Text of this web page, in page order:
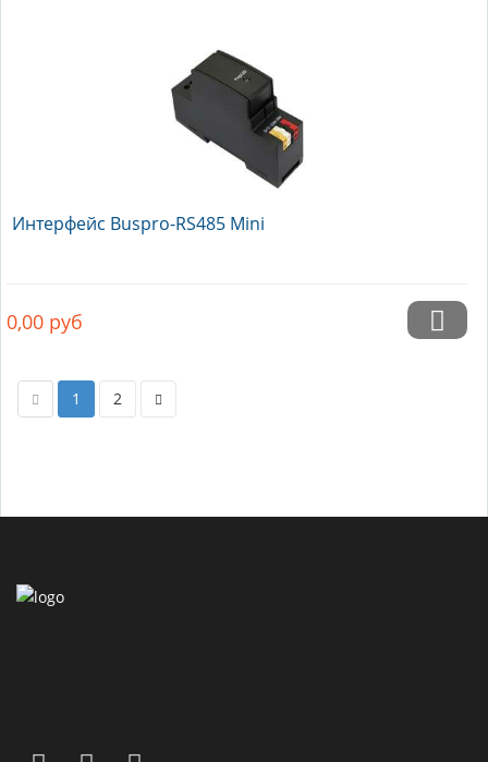
Интерфейс Buspro-RS485 Mini
0,00 руб
1 2